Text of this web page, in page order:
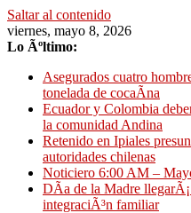
Saltar al contenido
viernes, mayo 8, 2026
Lo Ãºltimo:
Asegurados cuatro
tonelada de cocaÃ­na
Ecuador y Colombia
la comunidad Andina
Retenido en Ipiales
autoridades chilenas
Noticiero 6:00 AM –
DÃ­a de la Madre
integraciÃ³n familiar